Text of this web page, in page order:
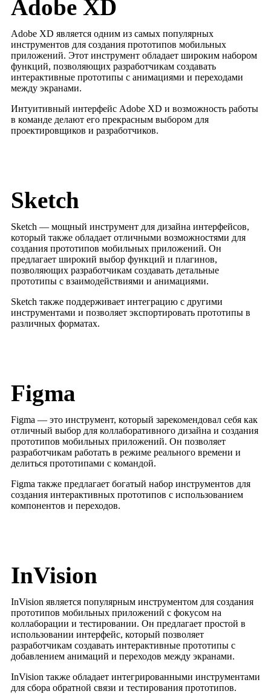
Adobe XD
Adobe XD является одним из самых популярных
инструментов для создания прототипов мобильных
приложений. Этот инструмент обладает широким набором
функций, позволяющих разработчикам создавать
интерактивные прототипы с анимациями и переходами
между экранами.
Интуитивный интерфейс Adobe XD и возможность работы
в команде делают его прекрасным выбором для
проектировщиков и разработчиков.
Sketch
Sketch — мощный инструмент для дизайна интерфейсов,
который также обладает отличными возможностями для
создания прототипов мобильных приложений. Он
предлагает широкий выбор функций и плагинов,
позволяющих разработчикам создавать детальные
прототипы с взаимодействиями и анимациями.
Sketch также поддерживает интеграцию с другими
инструментами и позволяет экспортировать прототипы в
различных форматах.
Figma
Figma — это инструмент, который зарекомендовал себя как
отличный выбор для коллаборативного дизайна и создания
прототипов мобильных приложений. Он позволяет
разработчикам работать в режиме реального времени и
делиться прототипами с командой.
Figma также предлагает богатый набор инструментов для
создания интерактивных прототипов с использованием
компонентов и переходов.
InVision
InVision является популярным инструментом для создания
прототипов мобильных приложений с фокусом на
коллаборации и тестировании. Он предлагает простой в
использовании интерфейс, который позволяет
разработчикам создавать интерактивные прототипы с
добавлением анимаций и переходов между экранами.
InVision также обладает интегрированными инструментами
для сбора обратной связи и тестирования прототипов.